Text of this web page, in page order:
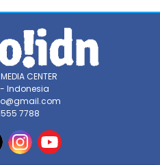
CENTER
Indonesia
7788